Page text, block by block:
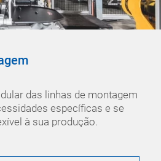
das linhas de montagem
específicas e se
à sua produção.